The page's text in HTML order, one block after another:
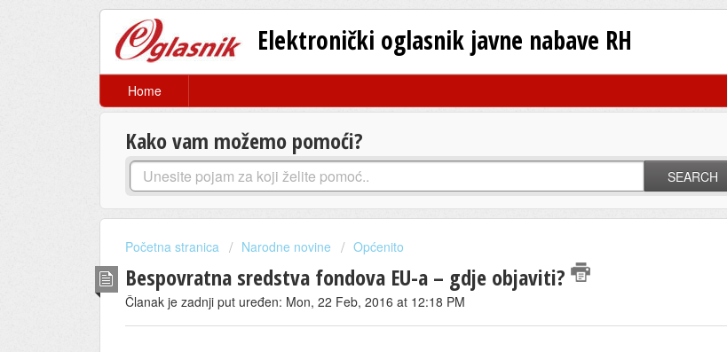
Elektronički oglasnik javne nabave RH
Home
Kako vam možemo pomoći?
SEARCH
Početna stranica Narodne novine Općenito
Bespovratna sredstva fondova EU-a – gdje objaviti?
Članak je zadnji put uređen: Mon, 22 Feb, 2016 at 12:18 PM